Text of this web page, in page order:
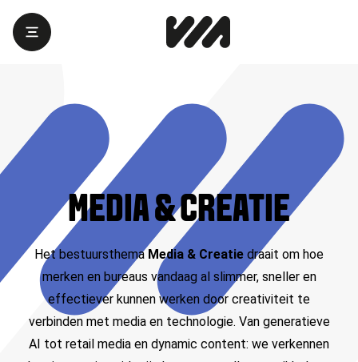
MEDIA & CREATIE
Het bestuursthemaMedia & Creatie draait om hoe
merken en bureaus vandaag al slimmer, sneller en
effectiever kunnen werken door creativiteit te
verbinden met media en technologie. Van generatieve
AI tot retail media en dynamic content: we verkennen